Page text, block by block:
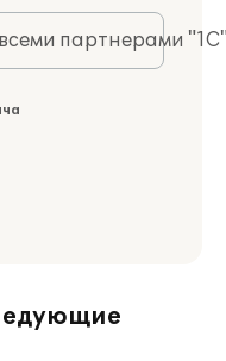
партнерами